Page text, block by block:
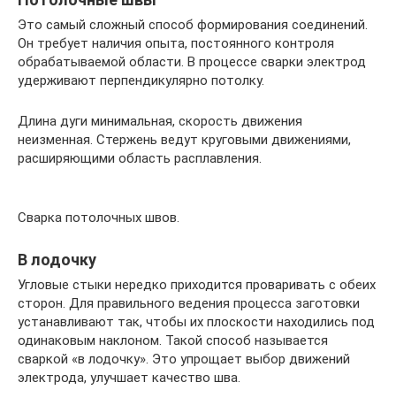
Это самый сложный способ формирования соединений.
Он требует наличия опыта, постоянного контроля
обрабатываемой области. В процессе сварки электрод
удерживают перпендикулярно потолку.
Длина дуги минимальная, скорость движения
неизменная. Стержень ведут круговыми движениями,
расширяющими область расплавления.
Сварка потолочных швов.
В лодочку
Угловые стыки нередко приходится проваривать с обеих
сторон. Для правильного ведения процесса заготовки
устанавливают так, чтобы их плоскости находились под
одинаковым наклоном. Такой способ называется
сваркой «в лодочку». Это упрощает выбор движений
электрода, улучшает качество шва.